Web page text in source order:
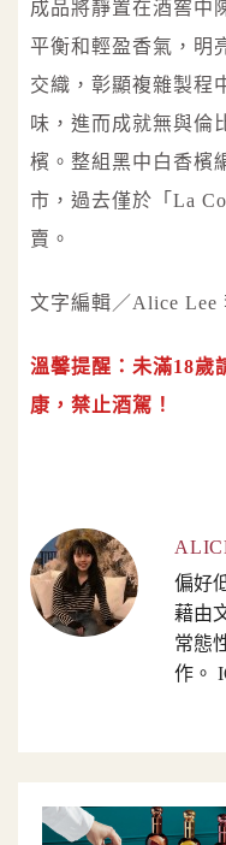
成品將靜置在酒窖中
平衡和輕盈香氣，明
交織，彰顯複雜製程
味，進而成就無與倫
檳。整組黑中白香檳
市，過去僅於「La
賣。
文字編輯／Alice Lee
溫馨提醒：未滿18歲
康，禁止酒駕！
偏好
藉由
常態
作。